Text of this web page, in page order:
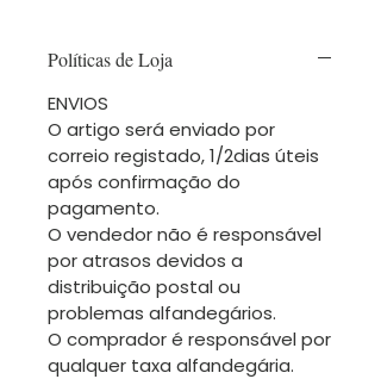
Políticas de Loja
ENVIOS
O artigo será enviado por
correio registado, 1/2dias úteis
após confirmação do
pagamento.
O vendedor não é responsável
por atrasos devidos a
distribuição postal ou
problemas alfandegários.
O comprador é responsável por
qualquer taxa alfandegária.